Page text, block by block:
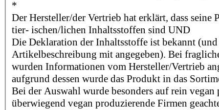
*
Der Hersteller/der Vertrieb hat erklärt, dass seine
tier- ischen/lichen Inhaltsstoffen sind UND
Die Deklaration der Inhaltsstoffe ist bekannt
Artikelbeschreibung mit angegeben). Bei
wurden Informationen vom Hersteller/Vertrieb
aufgrund dessen wurde das Produkt in das
Bei der Auswahl wurde besonders auf rein vegan
überwiegend vegan produzierende Firmen